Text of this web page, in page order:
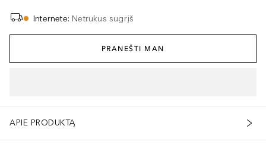
Internete: Netrukus sugrįš
PRANEŠTI MAN
APIE PRODUKTĄ